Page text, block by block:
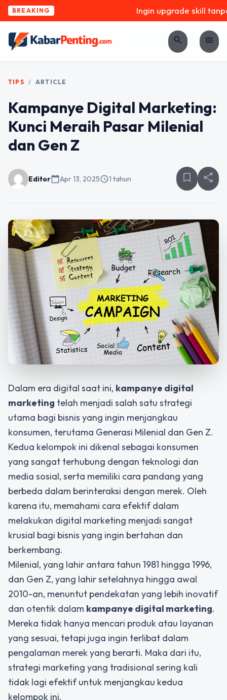
BREAKING Ingin upgrade skill
search menu
TIPS / ARTICLE
Kampanye Digital Marketing:
Kunci Meraih Pasar Milenial
dan Gen Z
Editorcalendar_todayApr 13, 2025schedule1 tahun bookmark_border share
Dalam era digital saat ini, kampanye digital
marketing telah menjadi salah satu strategi
utama bagi bisnis yang ingin menjangkau
konsumen, terutama Generasi Milenial dan Gen Z.
Kedua kelompok ini dikenal sebagai konsumen
yang sangat terhubung dengan teknologi dan
media sosial, serta memiliki cara pandang yang
berbeda dalam berinteraksi dengan merek. Oleh
karena itu, memahami cara efektif dalam
melakukan digital marketing menjadi sangat
krusial bagi bisnis yang ingin bertahan dan
berkembang.
Milenial, yang lahir antara tahun 1981 hingga 1996,
dan Gen Z, yang lahir setelahnya hingga awal
2010-an, menuntut pendekatan yang lebih inovatif
dan otentik dalam kampanye digital marketing.
Mereka tidak hanya mencari produk atau layanan
yang sesuai, tetapi juga ingin terlibat dalam
pengalaman merek yang berarti. Maka dari itu,
strategi marketing yang tradisional sering kali
tidak lagi efektif untuk menjangkau kedua
kelompok ini.